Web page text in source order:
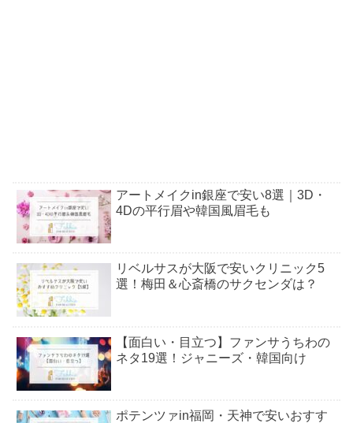
アートメイクin銀座で安い8選｜3D・
4Dの平行眉や韓国風眉毛も
リベルサスが大阪で安いクリニック5
選！梅田＆心斎橋のサクセンダは？
【面白い・目立つ】ファンサうちわの
ネタ19選！ジャニーズ・韓国向け
ポテンツァin福岡・天神で安いおすす